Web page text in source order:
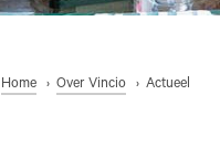
Home Over Vincio Actueel